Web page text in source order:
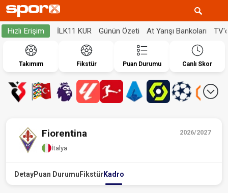
Hızlı Erişim İLK11 KUR Günün Özeti At Yarışı Bankoları
Takımım Fikstür Puan Durumu Canlı Skor
2026/2027
Fiorentina
İtalya
DetayPuan Durumu Fikstür Kadro